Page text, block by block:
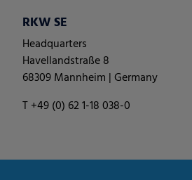
RKW SE
Headquarters
Havellandstraße 8
68309 Mannheim | Germany
T +49 (0) 62 1-18 038-0